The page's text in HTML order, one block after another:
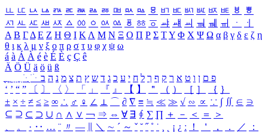
ㅥ ㅦ ㅧ ㅨ ㅩ ㅪ ㅫ ㅬ ㅭ ㅮ ㅯ ㅰ ㅱ ㅲ ㅳ ㅴ ㅵ ㅶ ㅷ ㅸ
ㅹ
ㅺ ㅻ ㅼ ㅽ ㅾ ㅿ ㆀ ㆁ ㆂ ㆃ ㆄ ㆅ ㆆ ㆇ ㆈ ㆉ ㆊ ㆋ ㆌ ㆍ
ㆎ
Α Β ΓΔ Ε Ζ Η Θ Ι ΚΛ Μ Ν Ξ Ο Π Ρ Σ ΤΥ Φ Χ Ψ Ω α β γ δ ε ζ η
θ ι κ λ μ ν ξ ο π ρ σ τ υ φ χ ψ ω
á à Á À é è É È ç Ç ê
Ä Ö Ü ä ö ü ß
ִֶֹ ֻּ ׁׂ פ ם ן ו ט א ר ק ף ך ל ח י ע כ ג ד ש ץ ת צ מ נ ה ב
‘ ’ “ ” 〔 〕 〈 〉 「 」 『 』 【 】 ＂ （ ） ［ ］ ｛ ｝
± × ÷ ≠ ≤ ≥ ∞ ∴ ♂ ♀ ∠ ⊥ ⌒ ∂ ∇ ≡ ≒ ≪ ≫ √ ∽ ∝ ∵ ∫ ∬ ∈ ∋
⊆ ⊇ ⊂ ⊃ ∪ ∩ ∧ ∨ ￢ ⇒ ⇔ ∀ ∃ ∮ ∑ ∏ ＋ － ＜ ＝
＞
、
。 · ‥ … ¨ 〃 ― ＼ ∼ ´ ～ ˇ ˘ ˝ ˚ ˙ ¸ ¡ ¿ ː ！ ＇ ， ． ／
：